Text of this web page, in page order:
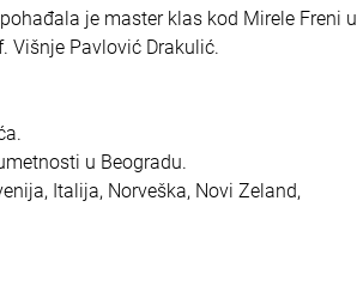
je master klas kod Mirele Freni u
Višnje Pavlović Drakulić.
u Beogradu.
Italija, Norveška, Novi Zeland,